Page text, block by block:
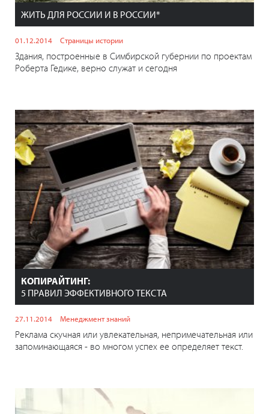
ЖИТЬ ДЛЯ РОССИИ И В РОССИИ*
01.12.2014 Страницы истории
Здания, построенные в Симбирской губернии по проектам
Роберта Гедике, верно служат и сегодня
КОПИРАЙТИНГ:
5 ПРАВИЛ ЭФФЕКТИВНОГО ТЕКСТА
27.11.2014 Менеджмент знаний
Реклама скучная или увлекательная, непримечательная или
запоминающаяся - во многом успех ее определяет текст.